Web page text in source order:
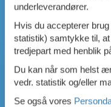
underleverandører.
Hvis du accepterer
statistik) samtykke til,
tredjepart med henblik
Du kan når som helst
vedr. statistik og/eller
Se også vores